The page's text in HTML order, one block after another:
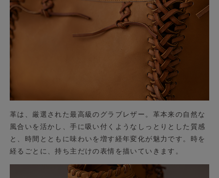
革は、厳選された最高級のグラブレザー。革本来の自然な
風合いを活かし、手に吸い付くようなしっとりとした質感
と、時間とともに味わいを増す経年変化が魅力です。時を
経るごとに、持ち主だけの表情を描いていきます。